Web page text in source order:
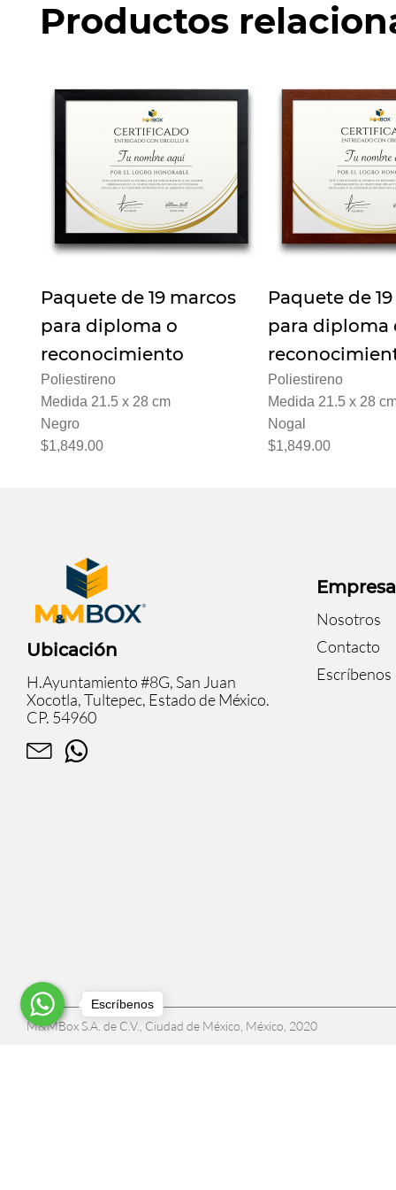
Productos
Paquete de 19 marcos
para diploma o
reconocimiento
Poliestireno
Medida 21.5 x 28 cm
Negro
$1,849.00
Paquete de
para diploma
Poliestireno
Medida 21.5 x 28
Nogal
$1,849.00
Ubicación
H.Ayuntamiento #8G, San Juan
Xocotla, Tultepec, Estado de México.
CP. 54960
Empresa
Nosotros
Contacto
Escríbenos
M&MBox S.A. de C.V., Ciudad de México, México, 2020
Escríbenos